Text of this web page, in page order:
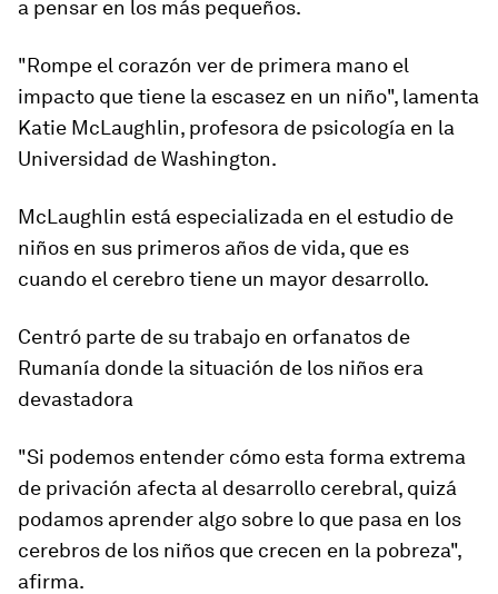
a pensar en los más pequeños.
"Rompe el corazón ver de primera mano el
impacto que tiene la escasez en un niño", lamenta
Katie McLaughlin, profesora de psicología en la
Universidad de Washington.
McLaughlin está especializada en el estudio de
niños en sus primeros años de vida, que es
cuando el cerebro tiene un mayor desarrollo.
Centró parte de su trabajo en orfanatos de
Rumanía donde la situación de los niños era
devastadora
"Si podemos entender cómo esta forma extrema
de privación afecta al desarrollo cerebral, quizá
podamos aprender algo sobre lo que pasa en los
cerebros de los niños que crecen en la pobreza",
afirma.